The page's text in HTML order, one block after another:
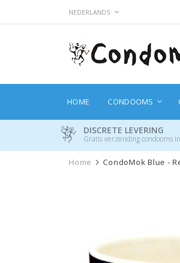
Ga
inhoud
TAAL
NEDERLANDS
HOME CONDOOMS
DISCRETE LEVERING
Gratis verzending condooms
Home CondoMok Blue -